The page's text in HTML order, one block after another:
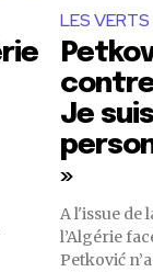
LES VERTS
contre
Je
»
A l'issue de
l’Algérie
Petković